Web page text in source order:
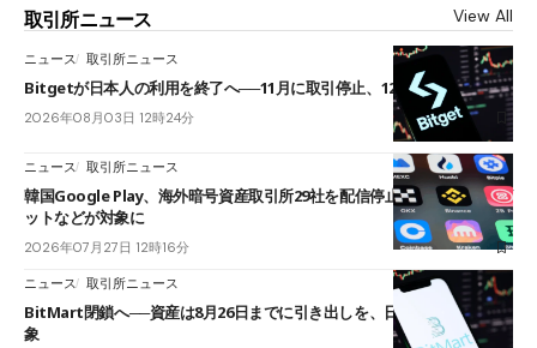
取引所ニュース View All
ニュース 取引所ニュース
Bitgetが日本人の利用を終了へ──11月に取引停止、12月末に強制決済
2026年08月03日 12時24分
ニュース 取引所ニュース
韓国Google Play、海外暗号資産取引所29社を配信停止──OKXやバイビ
ットなどが対象に
2026年07月27日 12時16分
ニュース 取引所ニュース
BitMart閉鎖へ──資産は8月26日までに引き出しを、日本人利用者も対
象